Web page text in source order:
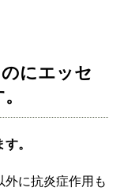
にエッセ
。
に抗炎症作用も